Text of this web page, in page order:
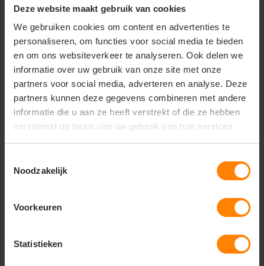
Deze website maakt gebruik van cookies
We gebruiken cookies om content en advertenties te
personaliseren, om functies voor social media te bieden
en om ons websiteverkeer te analyseren. Ook delen we
informatie over uw gebruik van onze site met onze
partners voor social media, adverteren en analyse. Deze
partners kunnen deze gegevens combineren met andere
informatie die u aan ze heeft verstrekt of die ze hebben
verzameld op basis van uw gebruik van hun services.
Noodzakelijk
Voorkeuren
Statistieken
Mouw: Lange mouwen
Vragen? Neem contact
op met onze
klantenservice
call +31(0)418 511 972
Bezoek onze showroom:
Dit vind je misschien ook leuk